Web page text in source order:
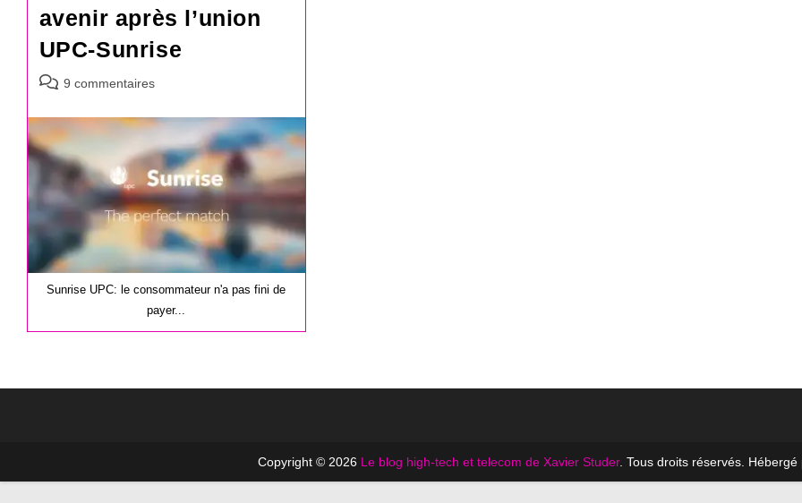
avenir après l’union
UPC-Sunrise
Commentaires
la
publication :
9 commentaires
Sunrise UPC: le consommateur n'a pas fini de
payer...
Copyright © 2026 Le blog high-tech et telecom de Xavier Studer. Tous droits réservés. Hébergé